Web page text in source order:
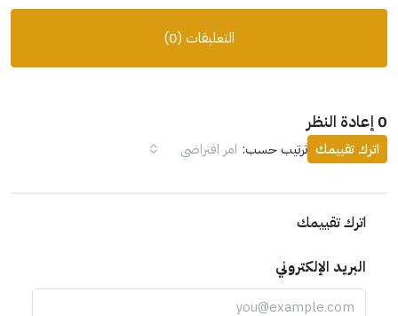
التعليقات (0)
ترتيب حسب: امر افتراضي اترك تقييمك
اترك تقييمك
البريد الإلكتروني